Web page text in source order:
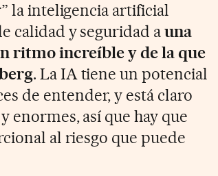
la inteligencia artificial
calidad y seguridad auna
ritmo increíble y de la que
. La IA tiene un potencial
de entender, y está claro
enormes, así que hay que
al riesgo que puede